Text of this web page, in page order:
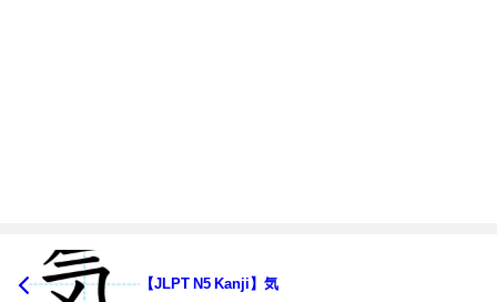
【JLPT N5 Kanji】気